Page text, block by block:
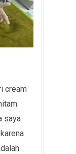
cream
saya